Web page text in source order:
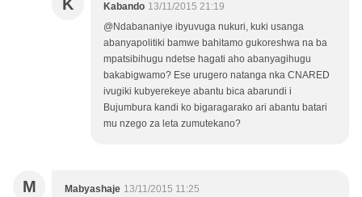
K Kabando 13/11/2015 21:19
@Ndabananiye ibyuvuga nukuri, kuki usanga
abanyapolitiki bamwe bahitamo gukoreshwa na ba
mpatsibihugu ndetse hagati aho abanyagihugu
bakabigwamo? Ese urugero natanga nka CNARED
ivugiki kubyerekeye abantu bica abarundi i
Bujumbura kandi ko bigaragarako ari abantu batari
mu nzego za leta zumutekano?
M Mabyashaje 13/11/2015 11:25